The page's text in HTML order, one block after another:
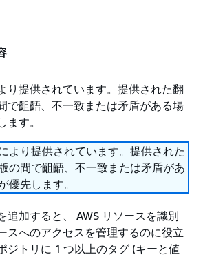
り提供されています。提供された翻
で齟齬、不一致または矛盾がある場
す。
より提供されています。提供された
の間で齟齬、不一致または矛盾があ
優先します。
追加すると、 AWS リソースを識別
スへのアクセスを管理するのに役立
ジトリに 1 つ以上のタグ (キーと値